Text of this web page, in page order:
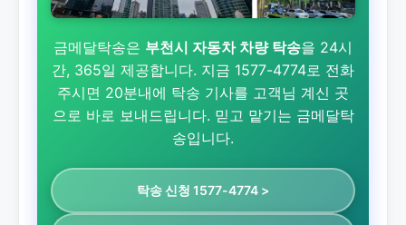
금메달탁송은 부천시 자동차 차량 탁송을 24시
간, 365일 제공합니다. 지금 1577-4774로 전화
주시면 20분내에 탁송 기사를 고객님 계신 곳
으로 바로 보내드립니다. 믿고 맡기는 금메달탁
송입니다.
탁송 신청 1577-4774 >